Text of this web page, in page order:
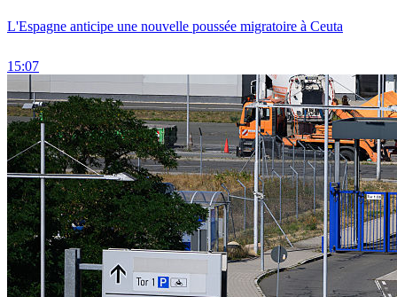
L'Espagne anticipe une nouvelle poussée migratoire à Ceuta
15:07